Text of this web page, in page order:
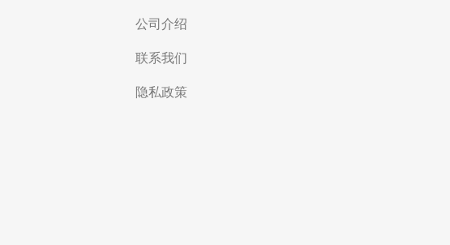
公司介绍
联系我们
隐私政策